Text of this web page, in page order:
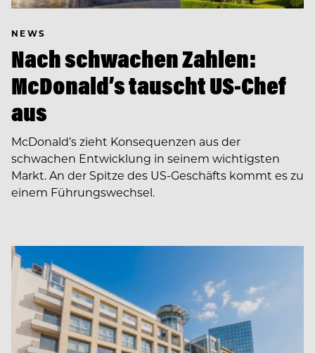
NEWS
Nach schwachen Zahlen:
McDonald’s tauscht US-Chef
aus
McDonald’s zieht Konsequenzen aus der
schwachen Entwicklung in seinem wichtigsten
Markt. An der Spitze des US-Geschäfts kommt es zu
einem Führungswechsel.